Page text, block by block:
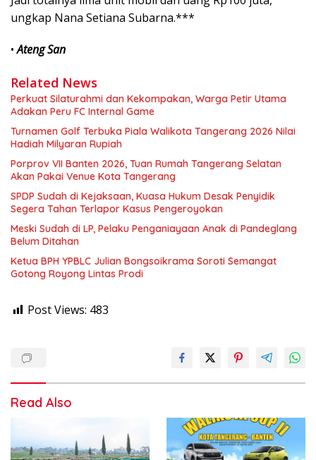
ungkap Nana Setiana Subarna.***
•Ateng San
Related News
Perkuat Silaturahmi dan Kekompakan, Warga Petir Utama
Adakan Peru FC Internal Game
Turnamen Golf Terbuka Piala Walikota Tangerang 2026 Nilai
Hadiah Milyaran Rupiah
Porprov VII Banten 2026, Tuan Rumah Tangerang Selatan
Akan Pakai Venue Kota Tangerang
SPDP Sudah di Kejaksaan, Kuasa Hukum Desak Penyidik
Segera Tahan Terlapor Kasus Pengeroyokan
Meski Sudah di LP, Pelaku Penganiayaan Anak di Pandeglang
Belum Ditahan
Ketua BPH YPBLC Julian Bongsoikrama Soroti Semangat
Gotong Royong Lintas Prodi
Post Views: 483
Read Also